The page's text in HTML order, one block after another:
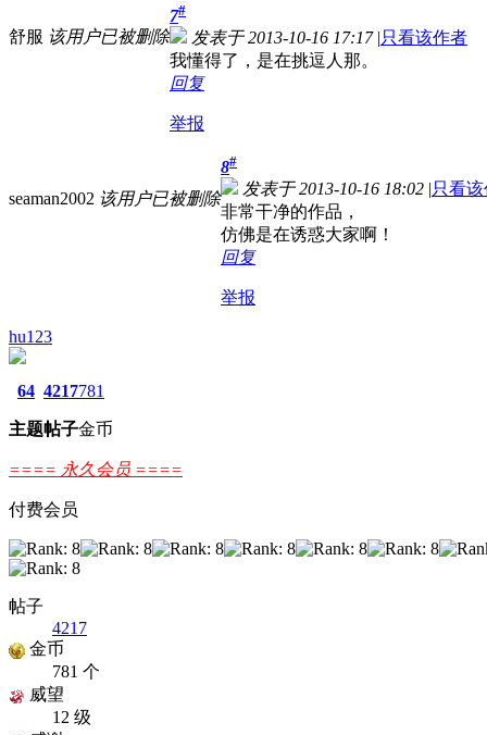
舒服 该用户已被删除
7#
发表于 2013-10-16 17:17 |只看该作者
我懂得了，是在挑逗人那。
回复
举报
seaman2002 该用户已被删除
8#
发表于 2013-10-16 18:02 |只看
非常干净的作品，
仿佛是在诱惑大家啊！
回复
举报
hu123
64
主题
4217
帖子
781
金币
==== 永久会员 ====
付费会员
帖子
4217
金币
781 个
威望
12 级